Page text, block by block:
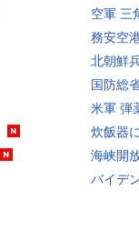
空軍 三
務安空
北朝鮮
国防総
米軍 弾
炊飯器
海峡開
バイデ